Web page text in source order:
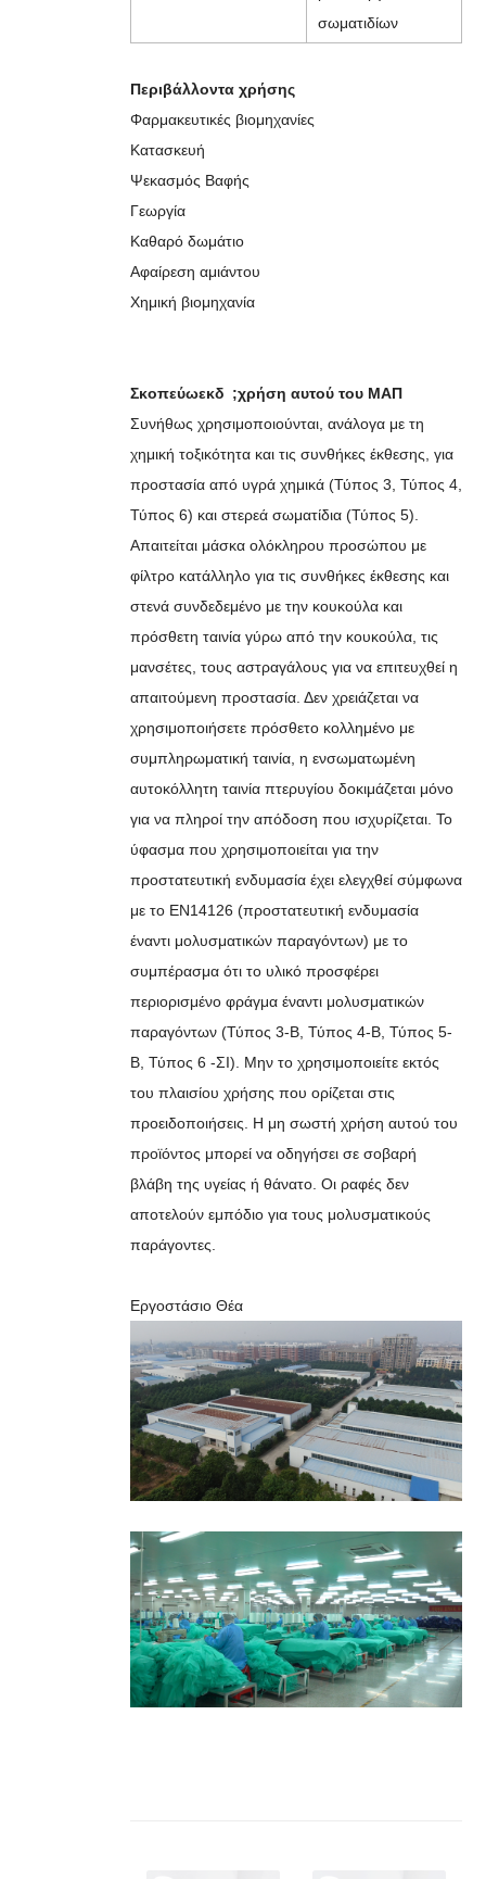
σωματιδίων
Περιβάλλοντα χρήσης
Φαρμακευτικές βιομηχανίες
Κατασκευή
Ψεκασμός Βαφής
Γεωργία
Καθαρό δωμάτιο
Αφαίρεση αμιάντου
Χημική βιομηχανία
Σκοπεύωεκδ;χρήση αυτού του ΜΑΠ
Συνήθως χρησιμοποιούνται, ανάλογα με τη
χημική τοξικότητα και τις συνθήκες έκθεσης, για
προστασία από υγρά χημικά (Τύπος 3, Τύπος 4,
Τύπος 6) και στερεά σωματίδια (Τύπος 5).
Απαιτείται μάσκα ολόκληρου προσώπου με
φίλτρο κατάλληλο για τις συνθήκες έκθεσης και
στενά συνδεδεμένο με την κουκούλα και
πρόσθετη ταινία γύρω από την κουκούλα, τις
μανσέτες, τους αστραγάλους για να επιτευχθεί η
απαιτούμενη προστασία. Δεν χρειάζεται να
χρησιμοποιήσετε πρόσθετο κολλημένο με
συμπληρωματική ταινία, η ενσωματωμένη
αυτοκόλλητη ταινία πτερυγίου δοκιμάζεται μόνο
για να πληροί την απόδοση που ισχυρίζεται. Το
ύφασμα που χρησιμοποιείται για την
προστατευτική ενδυμασία έχει ελεγχθεί σύμφωνα
με το EN14126 (προστατευτική ενδυμασία
έναντι μολυσματικών παραγόντων) με το
συμπέρασμα ότι το υλικό προσφέρει
περιορισμένο φράγμα έναντι μολυσματικών
παραγόντων (Τύπος 3-Β, Τύπος 4-Β, Τύπος 5-
Β, Τύπος 6 -ΣΙ). Μην το χρησιμοποιείτε εκτός
του πλαισίου χρήσης που ορίζεται στις
προειδοποιήσεις. Η μη σωστή χρήση αυτού του
προϊόντος μπορεί να οδηγήσει σε σοβαρή
βλάβη της υγείας ή θάνατο. Οι ραφές δεν
αποτελούν εμπόδιο για τους μολυσματικούς
παράγοντες.
Εργοστάσιο Θέα